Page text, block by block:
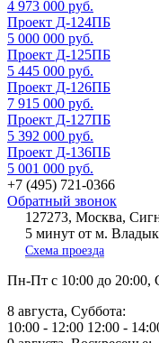
4 973 000 руб.
Проект Д-124ПБ
5 000 000 руб.
Проект Д-125ПБ
5 445 000 руб.
Проект Д-126ПБ
7 915 000 руб.
Проект Д-127ПБ
5 392 000 руб.
Проект Д-136ПБ
5 001 000 руб.
+7 (495) 721-0366
Обратный звонок
127273, Москва,
5 минут от м.
Схема проезда
Пн-Пт с 10:00 до 20:00,
8 августа, Суббота:
10:00 - 12:00 12:00 -